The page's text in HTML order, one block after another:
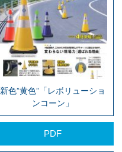
新色”黄色”「レボリューショ
ンコーン」
PDF